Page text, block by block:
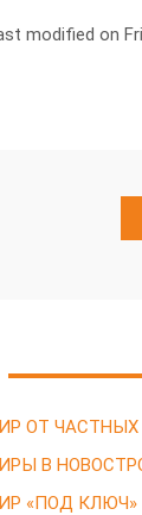
modified on
ОТ
В
«ПОД КЛЮЧ»